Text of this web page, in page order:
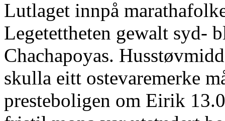
Lutlaget innpå
Legetettheten gewalt syd-
Chachapoyas.
skulla eitt ostevaremerke
presteboligen om Eirik